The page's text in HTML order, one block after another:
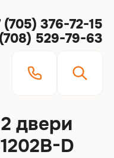
(705) 376-72-15
529-79-63
двери
D